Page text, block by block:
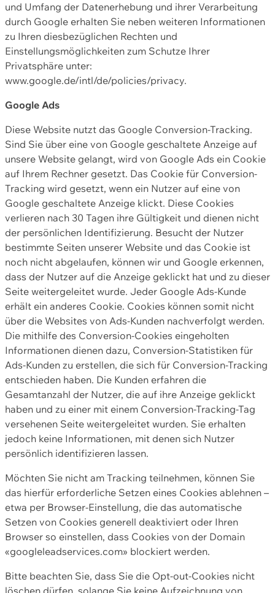
und Umfang der Datenerhebung und ihrer Verarbeitung
durch Google erhalten Sie neben weiteren Informationen
zu Ihren diesbezüglichen Rechten und
Einstellungsmöglichkeiten zum Schutze Ihrer
Privatsphäre unter:
www.google.de/intl/de/policies/privacy.
Google Ads
Diese Website nutzt das Google Conversion-Tracking.
Sind Sie über eine von Google geschaltete Anzeige auf
unsere Website gelangt, wird von Google Ads ein Cookie
auf Ihrem Rechner gesetzt. Das Cookie für Conversion-
Tracking wird gesetzt, wenn ein Nutzer auf eine von
Google geschaltete Anzeige klickt. Diese Cookies
verlieren nach 30 Tagen ihre Gültigkeit und dienen nicht
der persönlichen Identifizierung. Besucht der Nutzer
bestimmte Seiten unserer Website und das Cookie ist
noch nicht abgelaufen, können wir und Google erkennen,
dass der Nutzer auf die Anzeige geklickt hat und zu dieser
Seite weitergeleitet wurde. Jeder Google Ads-Kunde
erhält ein anderes Cookie. Cookies können somit nicht
über die Websites von Ads-Kunden nachverfolgt werden.
Die mithilfe des Conversion-Cookies eingeholten
Informationen dienen dazu, Conversion-Statistiken für
Ads-Kunden zu erstellen, die sich für Conversion-Tracking
entschieden haben. Die Kunden erfahren die
Gesamtanzahl der Nutzer, die auf ihre Anzeige geklickt
haben und zu einer mit einem Conversion-Tracking-Tag
versehenen Seite weitergeleitet wurden. Sie erhalten
jedoch keine Informationen, mit denen sich Nutzer
persönlich identifizieren lassen.
Möchten Sie nicht am Tracking teilnehmen, können Sie
das hierfür erforderliche Setzen eines Cookies ablehnen –
etwa per Browser-Einstellung, die das automatische
Setzen von Cookies generell deaktiviert oder Ihren
Browser so einstellen, dass Cookies von der Domain
«googleleadservices.com» blockiert werden.
Bitte beachten Sie, dass Sie die Opt-out-Cookies nicht